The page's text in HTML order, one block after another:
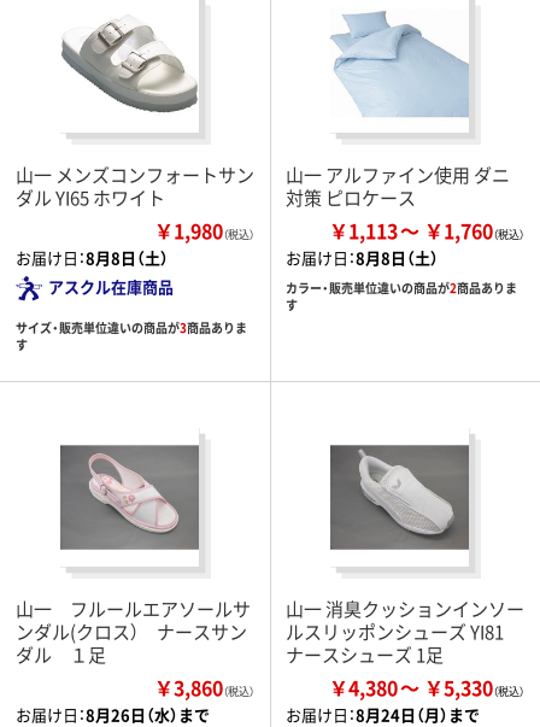
山一 メンズコンフォートサン
ダル YI65 ホワイト
￥1,980（税込）
お届け日：8月8日（土）
アスクル在庫商品
サイズ・販売単位違いの商品が3商品ありま
す
山一 アルファイン使用 ダニ
対策 ピロケース
￥1,113 ￥1,760
お届け日：8月8日（土）
カラー・販売単位違いの商品が2商品ありま
す
山一 フルールエアソールサ
ンダル(クロス） ナースサン
ダル １足
￥3,860（税込）
お届け日：8月26日（水）まで
山一 消臭クッションインソー
ルスリッポンシューズ YI81
ナースシューズ 1足
￥4,380 ￥5,330
お届け日：8月24日（月）まで